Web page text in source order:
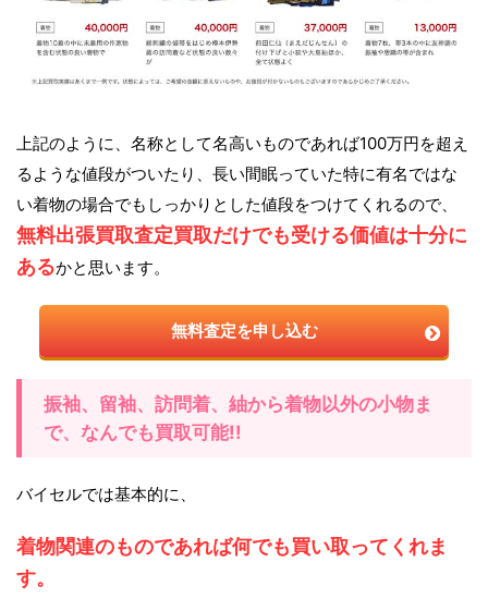
上記のように、名称として名高いものであれば100万円を超え
るような値段がついたり、長い間眠っていた特に有名ではな
い着物の場合でもしっかりとした値段をつけてくれるので、
無料出張買取査定買取だけでも受ける価値は十分に
あるかと思います。
無料査定を申し込む
振袖、留袖、訪問着、紬から着物以外の小物ま
で、なんでも買取可能!!
バイセルでは基本的に、
着物関連のものであれば何でも買い取ってくれま
す。